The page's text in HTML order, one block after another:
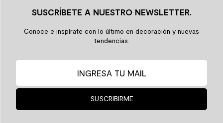
SUSCRÍBETE A NUESTRO NEWSLETTER.
Conoce e inspírate con lo último en decoración y nuevas
tendencias.
SUSCRIBIRME